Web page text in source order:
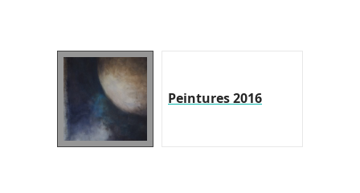
Peintures 2016